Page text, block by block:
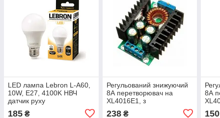
LED лампа Lebron L-A60,
10W, E27, 4100K НВЧ
датчик руху
185 ₴
Регульований знижуючий
8А перетворювач на
XL4016E1, з
регулюванням струму та
238₴
8А
150